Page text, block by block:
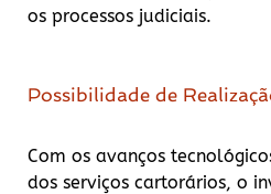
os processos judiciais.
Possibilidade de
Com os avanços
dos serviços cartorários, o